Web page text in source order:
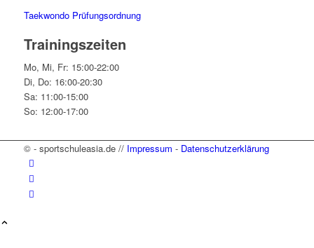
Taekwondo Prüfungsordnung
Trainingszeiten
Mo, Mi, Fr: 15:00-22:00
Di, Do: 16:00-20:30
Sa: 11:00-15:00
So: 12:00-17:00
© - sportschuleasia.de // Impressum - Datenschutzerklärung